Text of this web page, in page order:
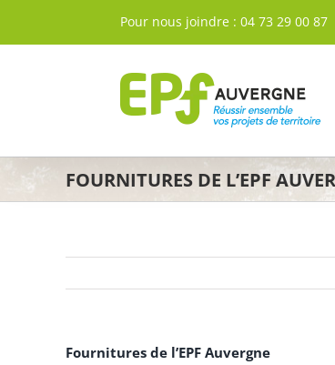
Pour nous joindre : 04 73 29 00 87
FOURNITURES DE L’EPF
Fournitures de l’EPF Auvergne